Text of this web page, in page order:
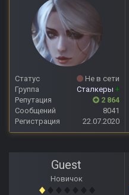
Статус
Не в сети
Группа
Сталкеры +
Репутация
2 864
Сообщений
8041
Регистрация
22.07.2020
Guest
Новичок